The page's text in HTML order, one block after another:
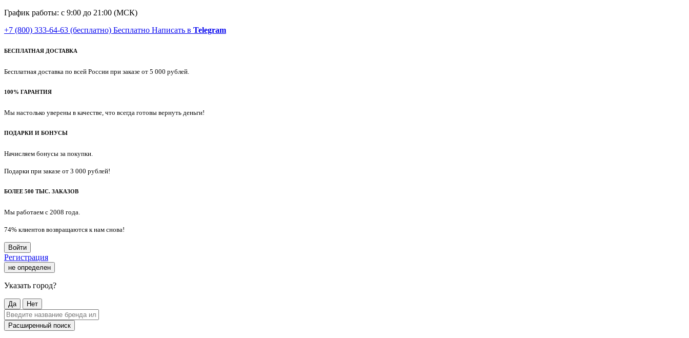
График работы: с 9:00 до 21:00 (МСК)
+7 (800) 333-64-63 (бесплатно) Бесплатно Написать в Telegram
БЕСПЛАТНАЯ ДОСТАВКА
Бесплатная доставка по всей России при заказе от 5 000 рублей.
100% ГАРАНТИЯ
Мы настолько уверены в качестве, что всегда готовы вернуть деньги!
ПОДАРКИ И БОНУСЫ
Начисляем бонусы за покупки.
Подарки при заказе от 3 000 рублей!
БОЛЕЕ 500 ТЫС. ЗАКАЗОВ
Мы работаем с 2008 года.
74% клиентов возвращаются к нам снова!
Войти
Регистрация
не определен
Указать город?
Да Нет
Расширенный поиск